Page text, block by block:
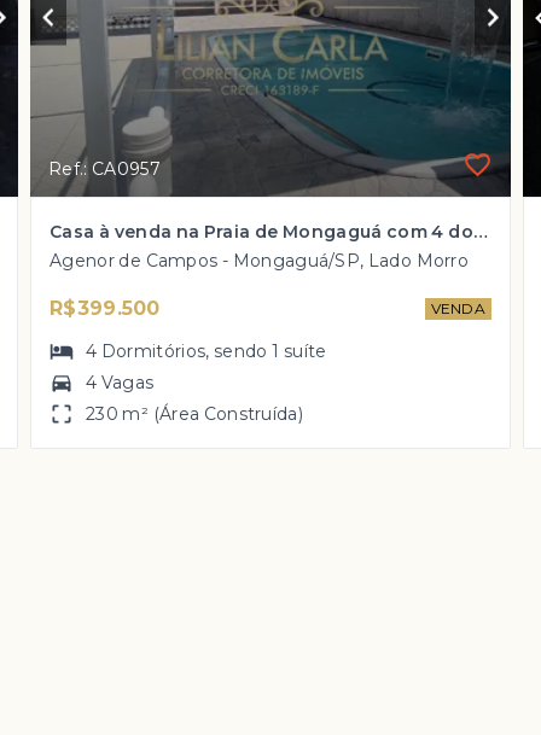
Ref.: CA0957
Casa à venda na Praia de Mongaguá com 4 dorm, 1 suíte e PISCINA por R$ 399.500 mil!
Agenor de Campos - Mongaguá/SP, Lado Morro
R$399.500 VENDA
4 Dormitórios, sendo1 suíte
4 Vagas
230 m² (Área Construída)